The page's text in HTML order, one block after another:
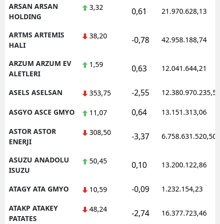
ARSAN ARSAN
HOLDING
3,32 0,61 21.970.628,13
ARTMS ARTEMIS
HALI
38,20 -0,78 42.958.188,74
ARZUM ARZUM EV
ALETLERI
1,59 0,63 12.041.644,21
ASELS ASELSAN 353,75 -2,55 12.380.970.235,50
ASGYO ASCE GMYO 11,07 0,64 13.151.313,06
ASTOR ASTOR
ENERJI
308,50 -3,37 6.758.631.520,50
ASUZU ANADOLU
ISUZU
50,45 0,10 13.200.122,86
ATAGY ATA GMYO 10,59 -0,09 1.232.154,23
ATAKP ATAKEY
PATATES
48,24 -2,74 16.377.723,46